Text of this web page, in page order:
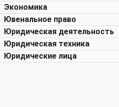
Экономика
Ювенальное право
Юридическая деятельность
Юридическая техника
Юридические лица